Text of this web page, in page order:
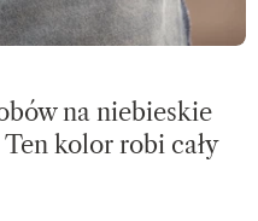
na niebieskie
kolor robi cały